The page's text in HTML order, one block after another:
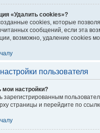
«Удалить cookies»?
cookies, которые
сообщений, если эта
возможно, удаление cookies
пользователя
мои настройки?
зарегистрированным
страницы и перейдите по